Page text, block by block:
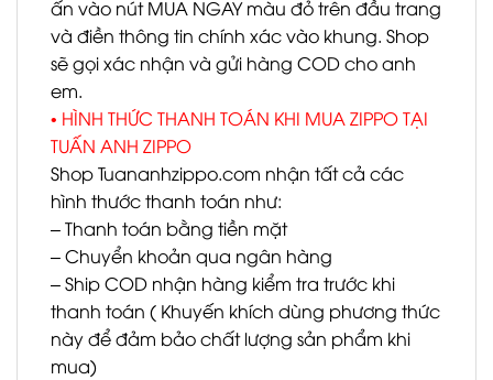
ấn vào nút MUA NGAY màu đỏ trên đầu trang
và điền thông tin chính xác vào khung. Shop
sẽ gọi xác nhận và gửi hàng COD cho anh
em.
• HÌNH THỨC THANH TOÁN KHI MUA ZIPPO TẠI
TUẤN ANH ZIPPO
Shop Tuananhzippo.com nhận tất cả các
hình thước thanh toán như:
– Thanh toán bằng tiền mặt
– Chuyển khoản qua ngân hàng
– Ship COD nhận hàng kiểm tra trước khi
thanh toán ( Khuyến khích dùng phương thức
này để đảm bảo chất lượng sản phẩm khi
mua)